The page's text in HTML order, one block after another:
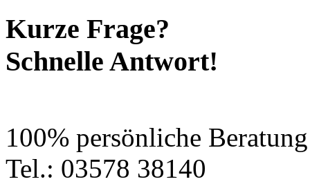
Kurze Frage?
Schnelle Antwort!
100% persönliche Beratung
Tel.: 03578 38140